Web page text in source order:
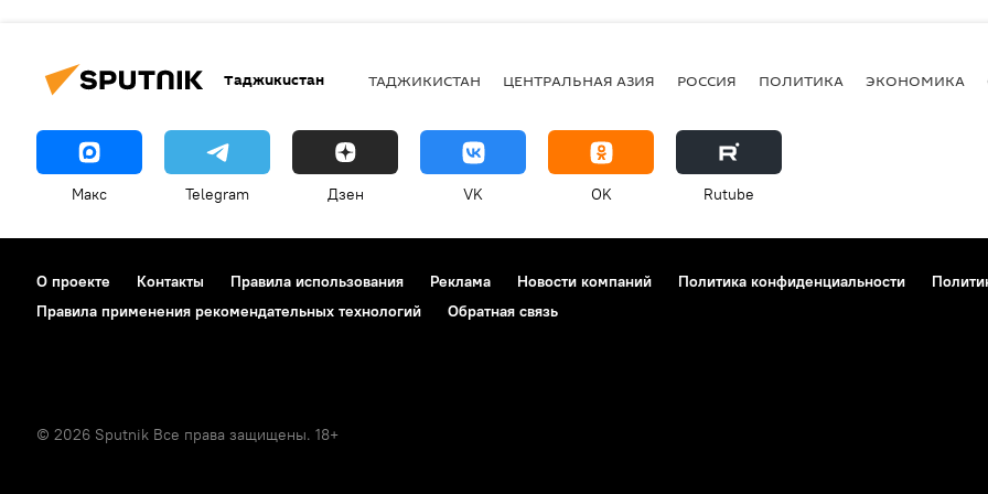
Таджикистан ТАДЖИКИСТАН ЦЕНТРАЛЬНАЯ АЗИЯ РОССИЯ ПОЛИТИКА ЭКОНОМИКА
Макс Telegram Дзен VK OK Rutube
О проекте Контакты Правила использования Реклама Новости компаний Политика конфиденциальности
Правила применения рекомендательных технологий
Обратная связь
© 2026 Sputnik Все права защищены. 18+